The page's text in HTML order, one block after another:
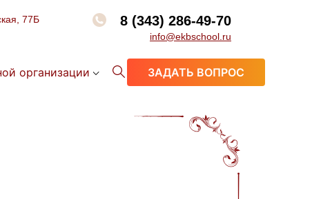
77Б 8 (343) 286-49-70
info@ekbschool.ru
организации ЗАДАТЬ ВОПРОС